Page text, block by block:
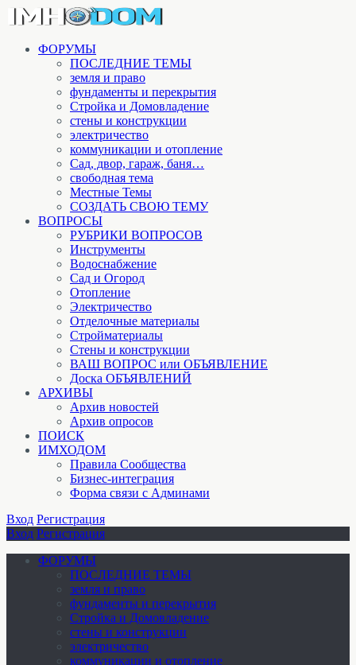
ФОРУМЫ
ПОСЛЕДНИЕ ТЕМЫ
земля и право
фундаменты и перекрытия
Стройка и Домовладение
стены и конструкции
электричество
коммуникации и отопление
Cад, двор, гараж, баня…
свободная тема
Местные Темы
СОЗДАТЬ СВОЮ ТЕМУ
ВОПРОСЫ
РУБРИКИ ВОПРОСОВ
Инструменты
Водоснабжение
Сад и Огород
Отопление
Электричество
Отделочные материалы
Стройматериалы
Стены и конструкции
ВАШ ВОПРОС или ОБЪЯВЛЕНИЕ
Доска ОБЪЯВЛЕНИЙ
АРХИВЫ
Архив новостей
Архив опросов
ПОИСК
ИМХОДОМ
Правила Сообщества
Бизнес-интеграция
Форма связи с Админами
Вход Регистрация
Вход Регистрация
ФОРУМЫ
ПОСЛЕДНИЕ ТЕМЫ
земля и право
фундаменты и перекрытия
Стройка и Домовладение
стены и конструкции
электричество
коммуникации и отопление